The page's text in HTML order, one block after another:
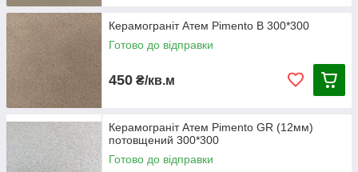
Керамограніт Атем Pimento B 300*300
Готово до відправки
450 ₴/кв.м
Керамограніт Атем Pimento GR (12мм)
потовщений 300*300
Готово до відправки